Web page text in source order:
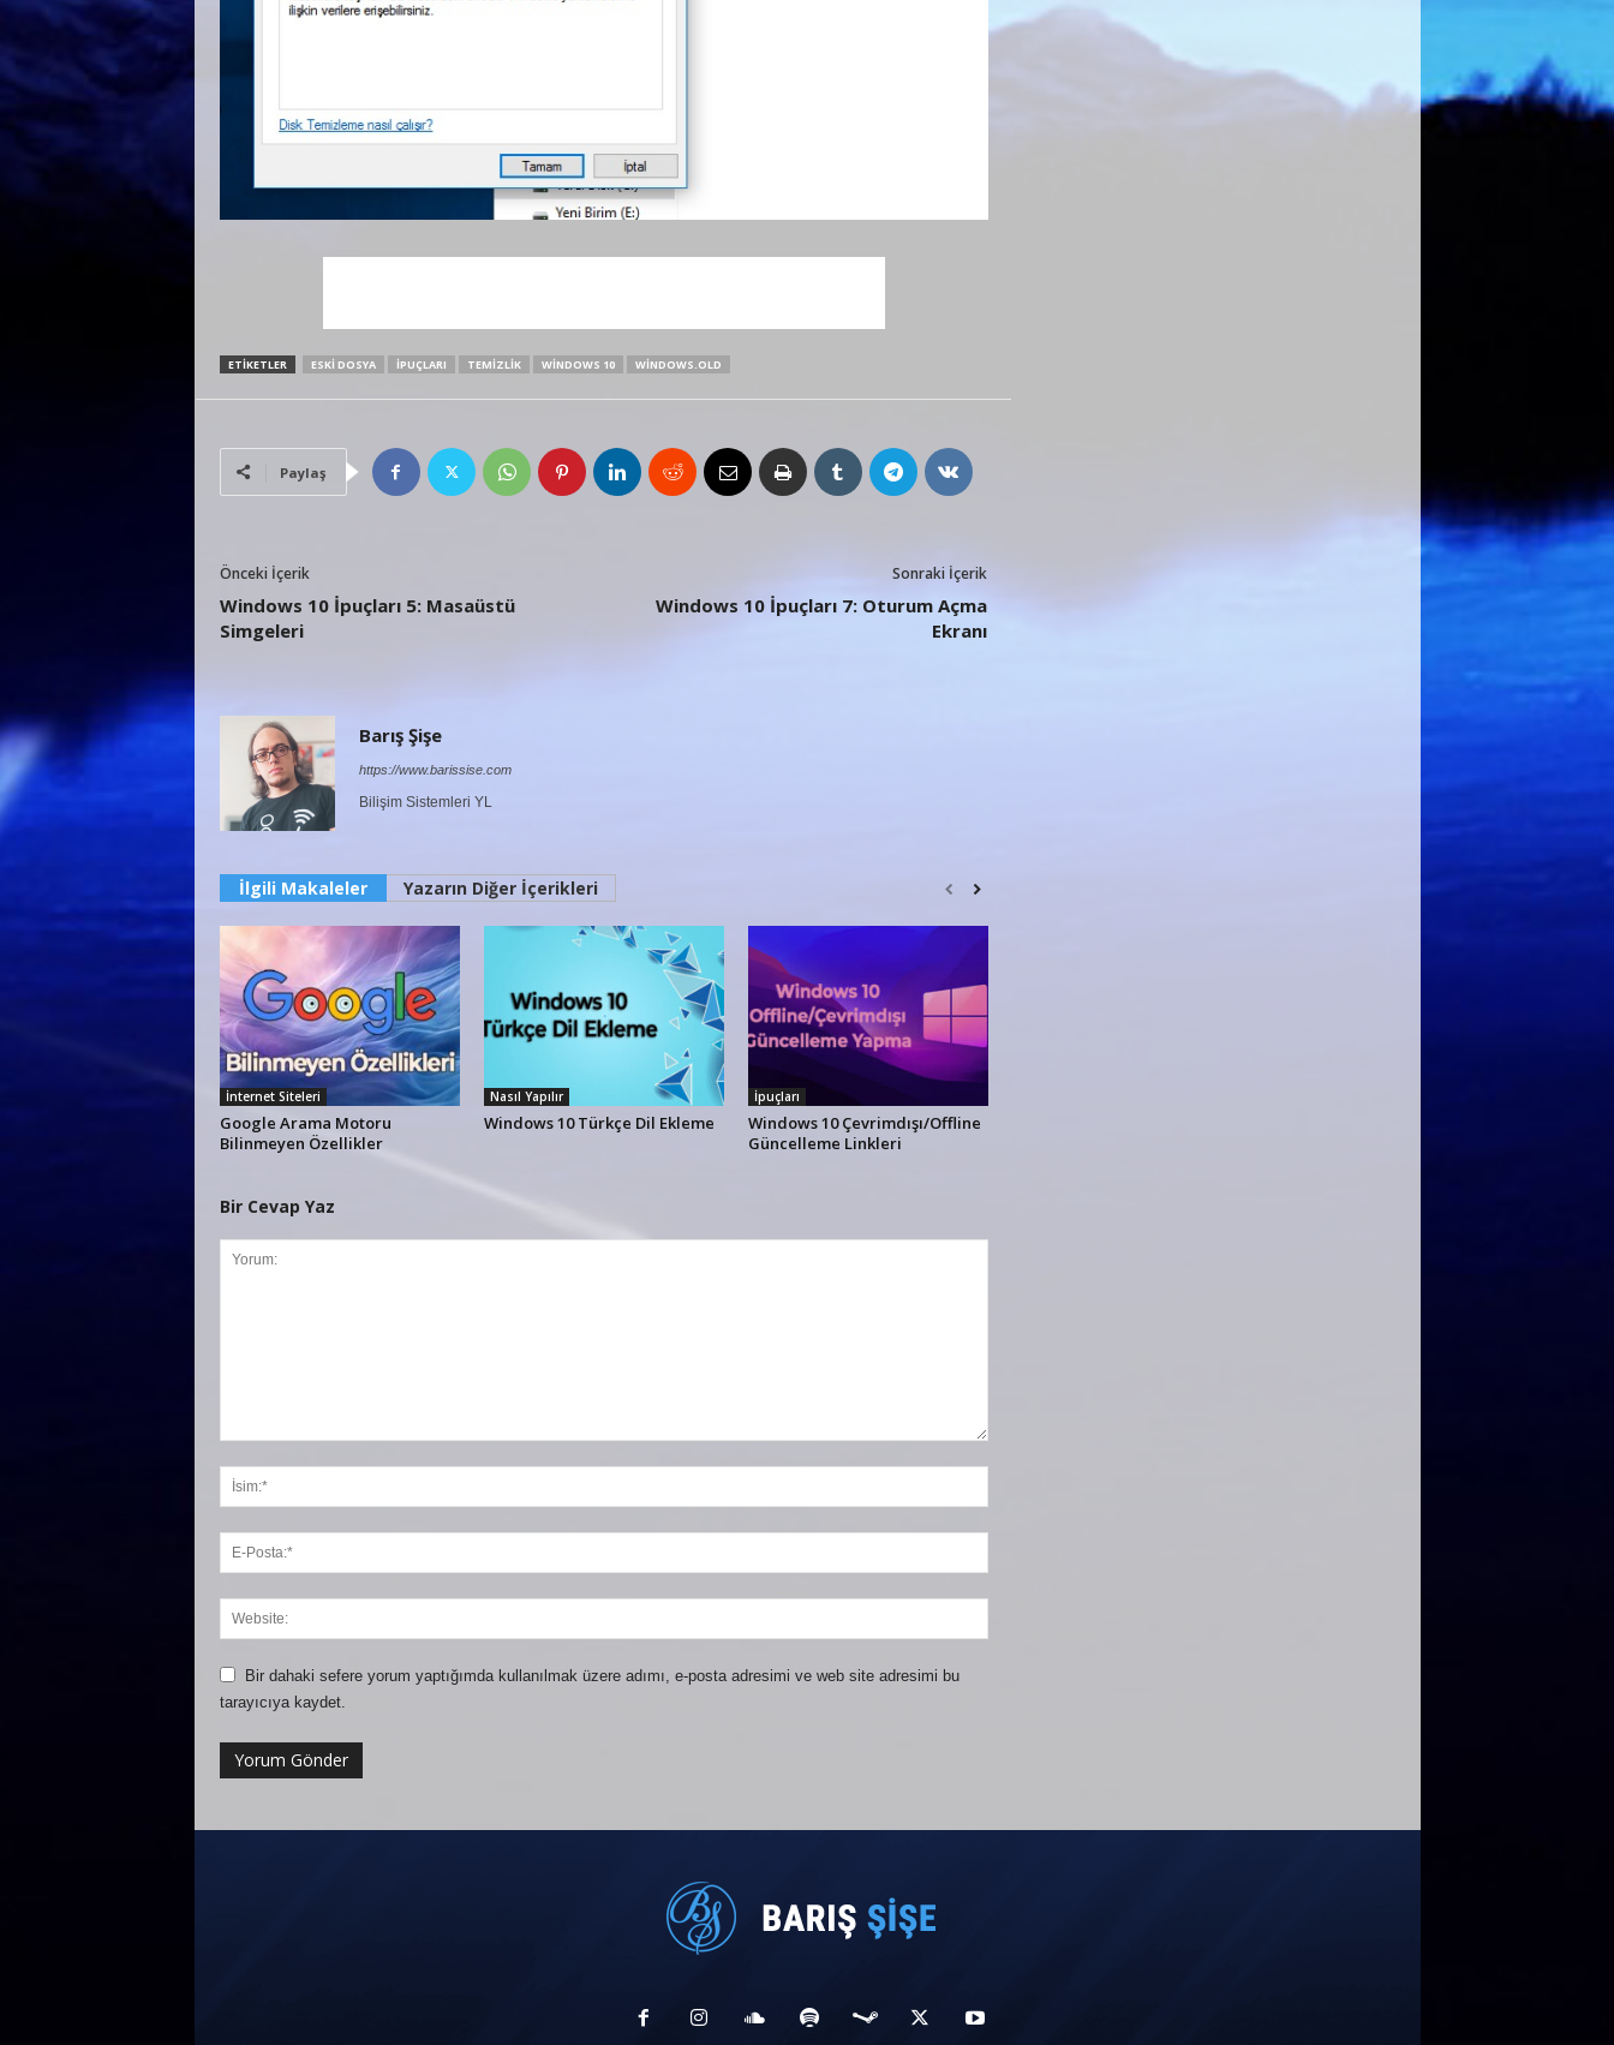
ETIKETLER ESKI DOSYA İPUÇLARI TEMIZLIK WINDOWS 10 WINDOWS.OLD
Paylaş
Önceki İçerik
Windows 10 İpuçları 5: Masaüstü
Simgeleri
Sonraki İçerik
Windows 10 İpuçları 7: Oturum Açma
Ekranı
Barış Şişe
https://www.barissise.com
Bilişim Sistemleri YL
İlgili Makaleler Yazarın Diğer İçerikleri
İnternet Siteleri
Google Arama Motoru
Bilinmeyen Özellikler
Nasıl Yapılır
Windows 10 Türkçe Dil Ekleme
İpuçları
Windows 10 Çevrimdışı/Offline
Güncelleme Linkleri
Bir Cevap Yaz
Bir dahaki sefere yorum yaptığımda kullanılmak üzere adımı, e-posta adresimi ve web site adresimi bu
tarayıcıya kaydet.